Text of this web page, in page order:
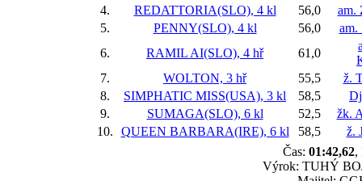
4.
REDATTORIA(SLO), 4 kl 56,0
am.
5.
PENNY(SLO), 4 kl 56,0
am.
6.
RAMIL AI(SLO), 4 hř 61,0
7.
WOLTON, 3 hř 55,5
ž.
8.
SIMPHATIC MISS(USA), 3 kl 58,5
9.
SUMAGA(SLO), 6 kl 52,5
žk.
10.
QUEEN BARBARA(IRE), 6 kl 58,5
ž.
Čas: 01:42,62,
Výrok: TUHÝ